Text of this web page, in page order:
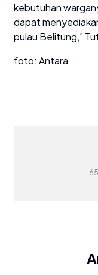
kebutuhan
dapat
pulau Belitung,”
foto: Antara